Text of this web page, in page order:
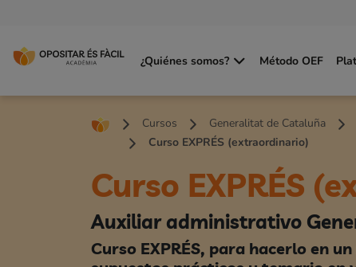
¿Quiénes somos? Método OEF
Cursos Generalitat de Cataluña
Curso EXPRÉS (extraordinario)
Curso EXPRÉS
Auxiliar administrativo
Curso EXPRÉS, para hacerlo en